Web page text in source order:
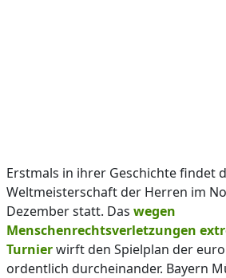
Erstmals in ihrer Geschichte findet
Weltmeisterschaft der Herren im
Dezember statt. Das wegen
Menschenrechtsverletzungen
Turnierwirft den Spielplan der
ordentlich durcheinander. Bayern